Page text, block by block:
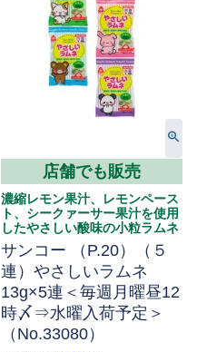
店舗でも販売
濃縮レモン果汁、レモンペース
ト、シークァーサー果汁を使用
したやさしい酸味の小粒ラムネ
サンコー （P.20）（５
連）やさしいラムネ
13g×5連＜毎週月曜昼12
時〆⇒水曜入荷予定＞
（No.33080）